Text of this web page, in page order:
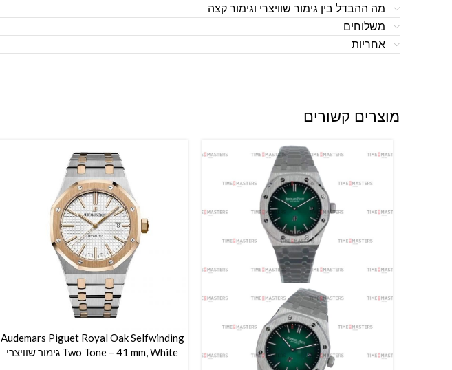
מה ההבדל בין גימור שוויצרי וגימור קצה
משלוחים
אחריות
מוצרים קשורים
הוספה לסל
Audemars Piguet Royal Oak Selfwinding
Two Tone – 41 mm, White גימור שוויצרי